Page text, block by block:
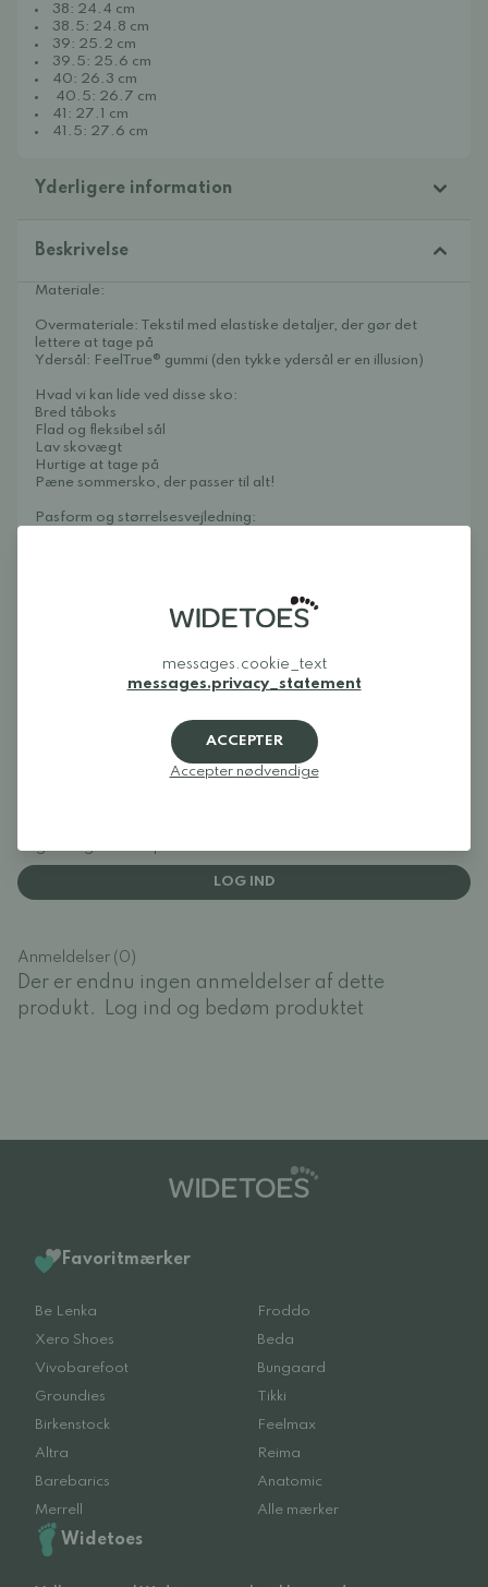
38: 24.4 cm
38.5: 24.8 cm
39: 25.2 cm
39.5: 25.6 cm
40: 26.3 cm
40.5: 26.7 cm
41: 27.1 cm
41.5: 27.6 cm
Yderligere information
Beskrivelse
Materiale:
Overmateriale: Tekstil med elastiske detaljer, der gør det
lettere at tage på
Ydersål: FeelTrue® gummi (den tykke ydersål er en illusion)
Hvad vi kan lide ved disse sko:
Bred tåboks
Flad og fleksibel sål
Lav skovægt
Hurtige at tage på
Pæne sommersko, der passer til alt!
Pasform og størrelsesvejledning:
Spray skoene med imprægneringsspray for at give lidt
beskyttelse mod snavs og fugt. Dette anbefaler vi at gøre
regelmæssigt, fx med Collonil Organic Cover.
Log ind og bedøm produktet
LOG IND
Anmeldelser (0)
Der er endnu ingen anmeldelser af dette
produkt.
Log ind og bedøm produktet
Favoritmærker
Be Lenka
Froddo
Xero Shoes
Beda
Vivobarefoot
Bungaard
Groundies
Tikki
Birkenstock
Feelmax
Altra
Reima
Barebarics
Anatomic
Merrell
Alle mærker
Widetoes
messages.cookie_text
messages.privacy_statement
ACCEPTER
Accepter nødvendige